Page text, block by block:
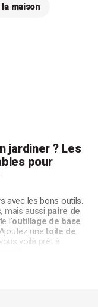
maison
jardiner ? Les
pour
avec les bons outils.
, mais aussi paire de
l’outillage de base
unetoile de
voilà prêt à